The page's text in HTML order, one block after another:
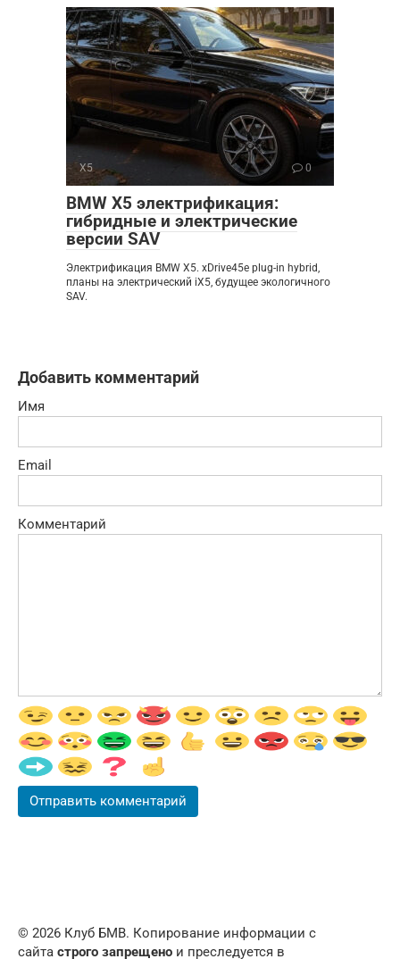
X5 0
BMW X5 электрификация:
гибридные и электрические
версии SAV
Электрификация BMW X5. xDrive45e plug-in hybrid,
планы на электрический iX5, будущее экологичного
SAV.
Добавить комментарий
Имя
Email
Комментарий
© 2026 Клуб БМВ. Копирование информации с
сайта строго запрещено и преследуется в